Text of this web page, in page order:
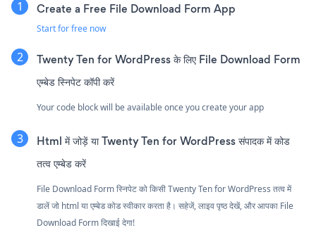
Create a Free File Download Form App
Start for free now
Twenty Ten for WordPress के लिए File Download Form
एम्बेड स्निपेट कॉपी करें
Your code block will be available once you create your app
Html में जोड़ें या Twenty Ten for WordPress संपादक में कोड
तत्व एम्बेड करें
File Download Form स्निपेट को किसी Twenty Ten for WordPress तत्व में
डालें जो html या एम्बेड कोड स्वीकार करता है। सहेजें, लाइव पृष्ठ देखें, और आपका File
Download Form दिखाई देगा!